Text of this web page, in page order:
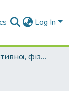
Log In
Кафедра спортивної, фізичної та реабілітаційної медицини, фізичної терапії, ерготерапії